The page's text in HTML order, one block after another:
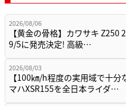
2026/08/06
【黄金の骨格】カワサキ Z250
9/5に発売決定! 高級…
2026/08/03
【100㎞/h程度の実用域で十分
マハXSR155を全日本ライダ…